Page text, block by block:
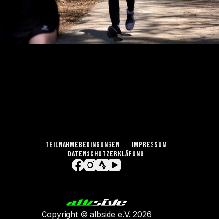
TEILNAHMEBEDINGUNGEN
IMPRESSUM
DATENSCHUTZERKLÄRUNG
Copyright © albside e.V. 2026